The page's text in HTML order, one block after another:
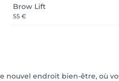
Brow Lift
55 €
nouvel endroit bien-être, où